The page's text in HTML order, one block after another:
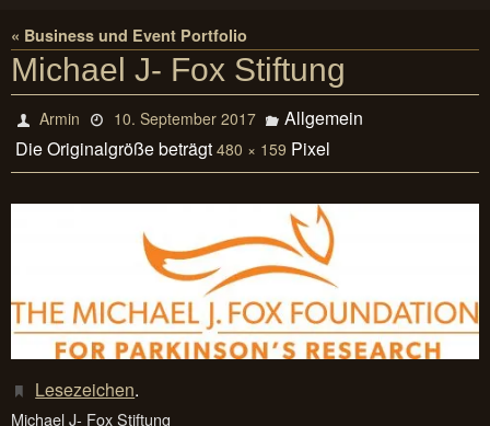
« Business und Event Portfolio
Michael J- Fox Stiftung
Armin 10. September 2017
Allgemein
Die Originalgröße beträgt 480 × 159 Pixel
Lesezeichen.
Michael J- Fox Stiftung